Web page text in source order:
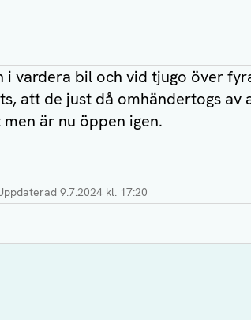
i vardera bil och vid tjugo över
att de just då omhändertogs av
är nu öppen igen.
9.7.2024 kl. 17:20